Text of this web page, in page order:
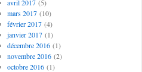
avril 2017(5)
mars 2017(10)
février 2017(4)
janvier 2017(1)
décembre 2016(1)
novembre 2016(2)
octobre 2016(1)